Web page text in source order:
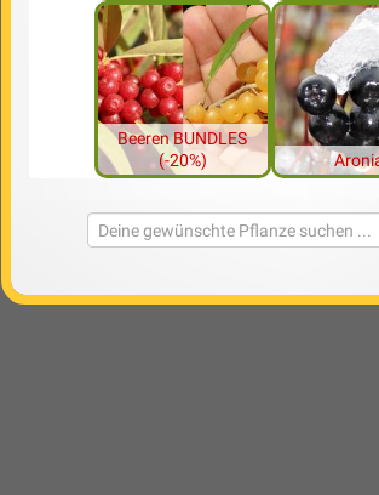
Beeren BUNDLES
(-20%)